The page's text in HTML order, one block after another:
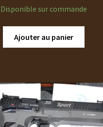
Disponible sur commande
Ajouter au panier